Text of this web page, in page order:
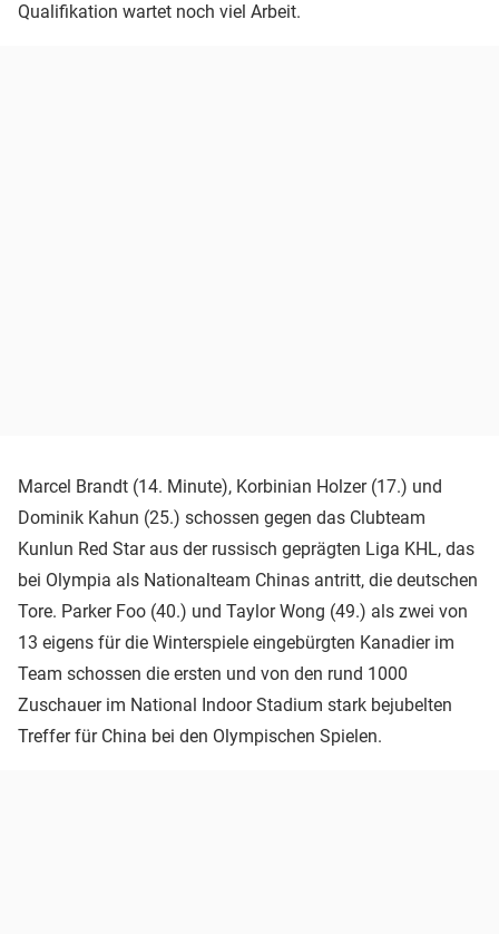
Qualifikation wartet noch viel Arbeit.
Marcel Brandt (14. Minute), Korbinian Holzer (17.) und
Dominik Kahun (25.) schossen gegen das Clubteam
Kunlun Red Star aus der russisch geprägten Liga KHL, das
bei Olympia als Nationalteam Chinas antritt, die deutschen
Tore. Parker Foo (40.) und Taylor Wong (49.) als zwei von
13 eigens für die Winterspiele eingebürgten Kanadier im
Team schossen die ersten und von den rund 1000
Zuschauer im National Indoor Stadium stark bejubelten
Treffer für China bei den Olympischen Spielen.